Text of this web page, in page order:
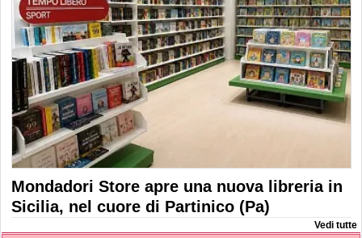
Mondadori Store apre una nuova libreria in
Sicilia, nel cuore di Partinico (Pa)
Vedi tutte